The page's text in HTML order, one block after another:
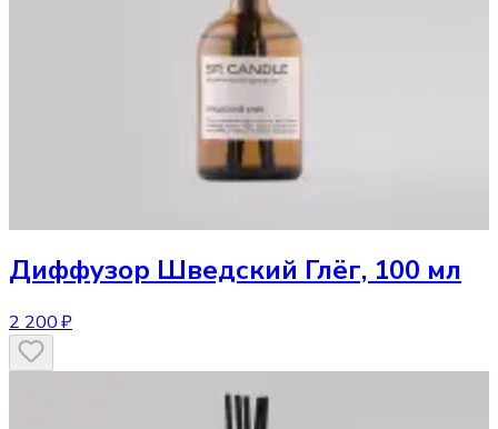
Диффузор Шведский Глёг, 100 мл
2 200 ₽